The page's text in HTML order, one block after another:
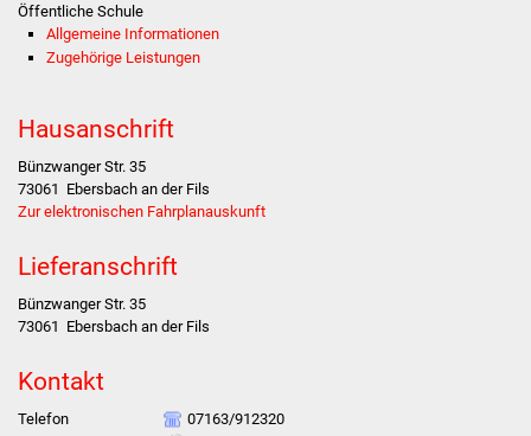
Öffentliche Schule
Allgemeine Informationen
Zugehörige Leistungen
Hausanschrift
Bünzwanger Str. 35
73061 Ebersbach an der Fils
Zur elektronischen Fahrplanauskunft
Lieferanschrift
Bünzwanger Str. 35
73061 Ebersbach an der Fils
Kontakt
Telefon
07163/912320